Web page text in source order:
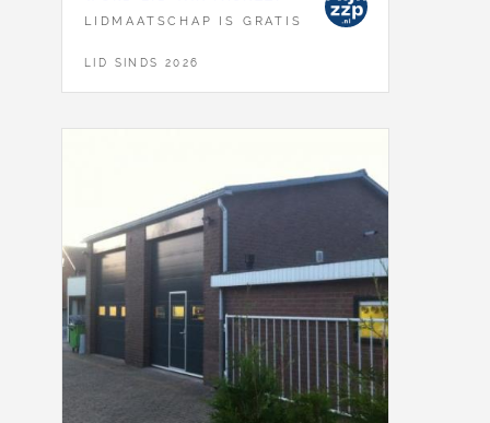
LIDMAATSCHAP IS GRATIS
LID SINDS 2026